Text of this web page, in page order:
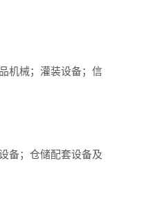
机械；灌装设备；信
备；仓储配套设备及